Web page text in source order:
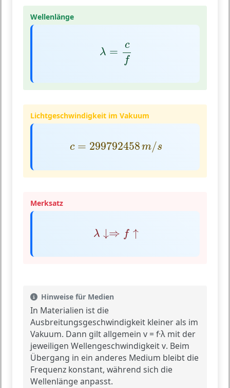
Wellenlänge
λ =
c
f
f
Lichtgeschwindigkeit im Vakuum
c = 299792458 m/s
c 299792458m/ s
Merksatz
λ ↓⇒ f ↑
λ ↓⇒ f↑
Hinweise für Medien
In Materialien ist die
Ausbreitungsgeschwindigkeit kleiner als im
Vakuum. Dann gilt allgemein v = f·λ mit der
jeweiligen Wellengeschwindigkeitv. Beim
Übergang in ein anderes Medium bleibt die
Frequenz konstant, während sich die
Wellenlänge anpasst.